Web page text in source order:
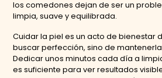
los comedones dejan de ser un
limpia, suave y equilibrada.
Cuidar la piel es un acto de bienestar
buscar perfección, sino de
Dedicar unos minutos cada día a
es suficiente para ver resultados